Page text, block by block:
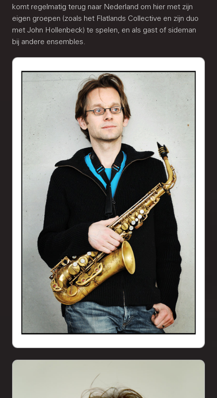
komt regelmatig terug naar Nederland om hier met zijn
eigen groepen (zoals het Flatlands Collective en zijn duo
met John Hollenbeck) te spelen, en als gast of sideman
bij andere ensembles.